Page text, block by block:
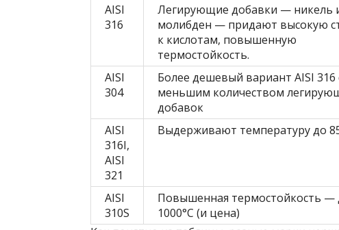
AISI
316
Легирующие добавки — никель
молибден — придают высокую
к кислотам, повышенную
термостойкость.
AISI
304
Более дешевый вариант AISI 316
меньшим количеством
добавок
AISI
316I,
AISI
321
Выдерживают температуру до
AISI
310S
Повышенная термостойкость —
1000°C (и цена)